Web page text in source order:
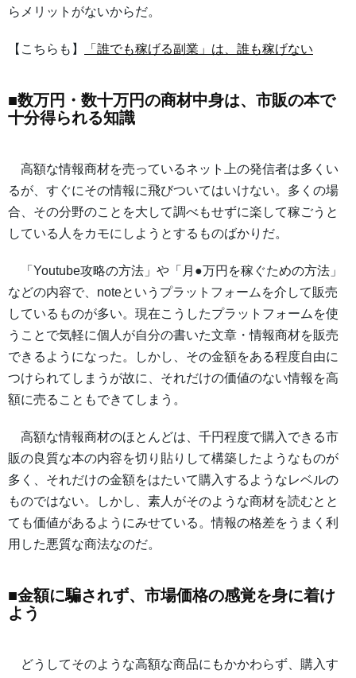
らメリットがないからだ。
【こちらも】 「誰でも稼げる副業」は、誰も稼げない
■数万円・数十万円の商材中身は、市販の本で
十分得られる知識
高額な情報商材を売っているネット上の発信者は多くい
るが、すぐにその情報に飛びついてはいけない。多くの場
合、その分野のことを大して調べもせずに楽して稼ごうと
している人をカモにしようとするものばかりだ。
「Youtube攻略の方法」や「月●万円を稼ぐための方法」
などの内容で、noteというプラットフォームを介して販売
しているものが多い。現在こうしたプラットフォームを使
うことで気軽に個人が自分の書いた文章・情報商材を販売
できるようになった。しかし、その金額をある程度自由に
つけられてしまうが故に、それだけの価値のない情報を高
額に売ることもできてしまう。
高額な情報商材のほとんどは、千円程度で購入できる市
販の良質な本の内容を切り貼りして構築したようなものが
多く、それだけの金額をはたいて購入するようなレベルの
ものではない。しかし、素人がそのような商材を読むとと
ても価値があるようにみせている。情報の格差をうまく利
用した悪質な商法なのだ。
■金額に騙されず、市場価格の感覚を身に着け
よう
どうしてそのような高額な商品にもかかわらず、購入す